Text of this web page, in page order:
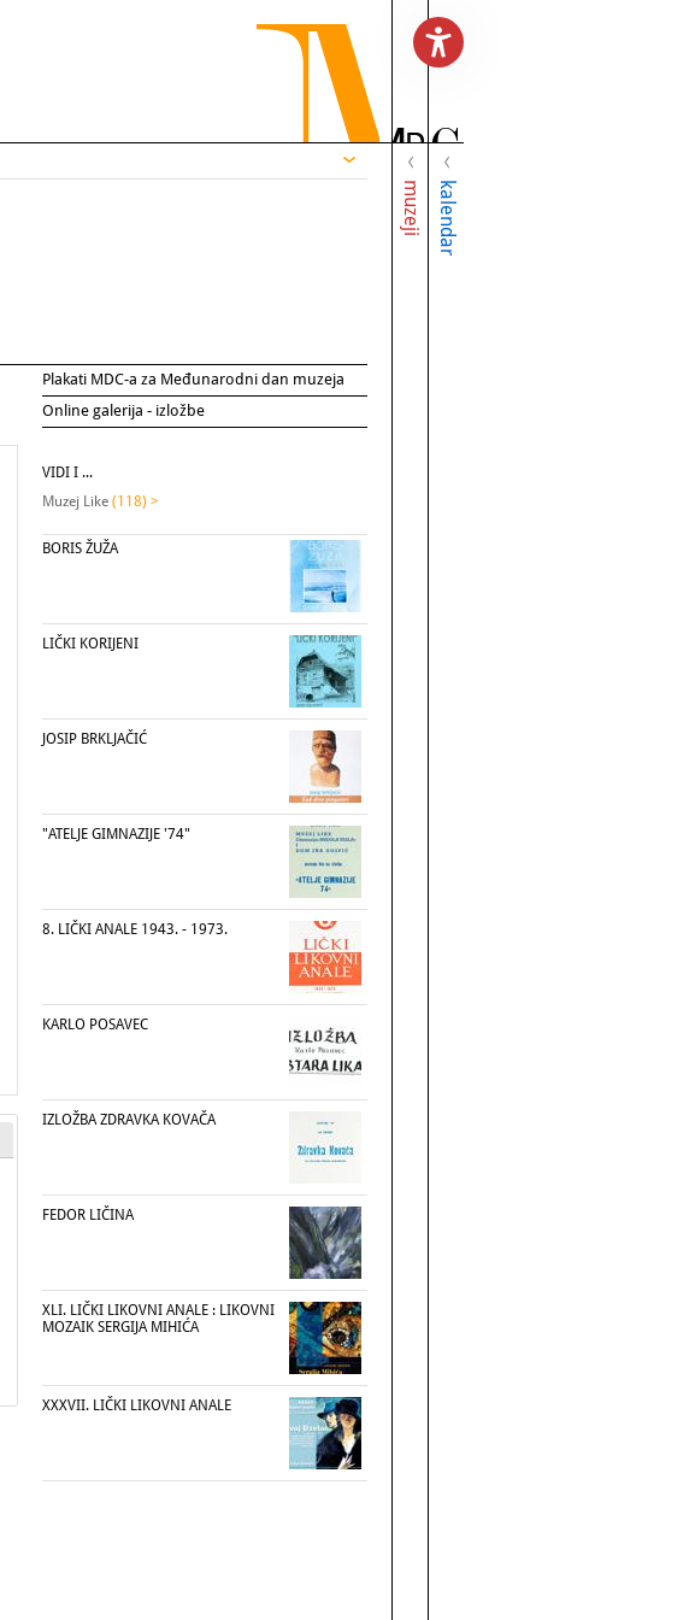
muzeji kalendar
Plakati MDC-a za Međunarodni dan muzeja
Online galerija - izložbe
VIDI I ...
Muzej Like (118) >
BORIS ŽUŽA
LIČKI KORIJENI
JOSIP BRKLJAČIĆ
"ATELJE GIMNAZIJE '74"
8. LIČKI ANALE 1943. - 1973.
KARLO POSAVEC
IZLOŽBA ZDRAVKA KOVAČA
FEDOR LIČINA
XLI. LIČKI LIKOVNI ANALE : LIKOVNI
MOZAIK SERGIJA MIHIĆA
XXXVII. LIČKI LIKOVNI ANALE